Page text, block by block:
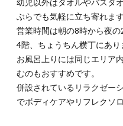
ぶらでも気軽に立ち寄れます
営業時間は朝の8時から夜
4階、ちょうちん横丁にあり
お風呂上りには同じエリア
むのもおすすめです。
併設されているリラクゼー
でボディケアやリフレクソ